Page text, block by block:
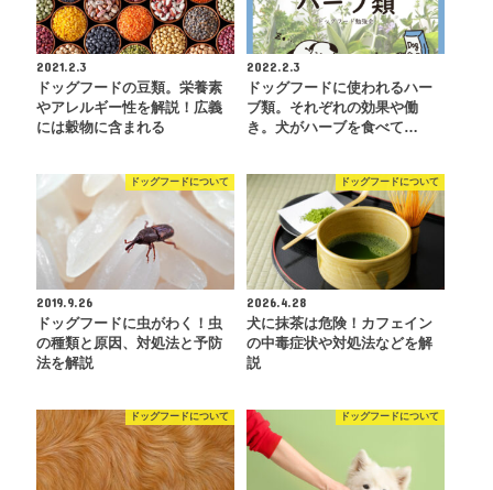
2021.2.3
ドッグフードの豆類。栄養素
やアレルギー性を解説！広義
には穀物に含まれる
2022.2.3
ドッグフードに使われるハー
ブ類。それぞれの効果や働
き。犬がハーブを食べて…
ドッグフードについて
2019.9.26
ドッグフードに虫がわく！虫
の種類と原因、対処法と予防
法を解説
ドッグフードについて
2026.4.28
犬に抹茶は危険！カフェイン
の中毒症状や対処法などを解
説
ドッグフードについて ドッグフードについて